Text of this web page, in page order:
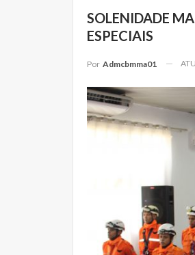
SOLENIDADE
ESPECIAIS
Por Admcbmma01